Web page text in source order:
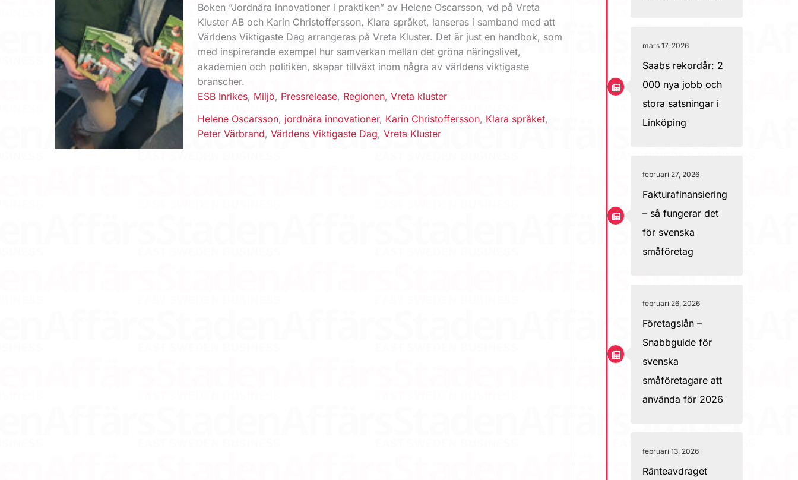
Boken ”Jordnära innovationer i praktiken” av Helene Oscarsson, vd på Vreta
Kluster AB och Karin Christoffersson, Klara språket, lanseras i samband med att
Världens Viktigaste Dag arrangeras på Vreta Kluster. Det är just en handbok, som
med inspirerande exempel hur samverkan mellan det gröna näringslivet,
akademien och politiken, skapar tillväxt inom några av världens viktigaste
branscher.
ESB Inrikes, Miljö, Pressrelease, Regionen,Vreta kluster
Helene Oscarsson, jordnära innovationer, Karin Christoffersson, Klara språket,
Peter Värbrand,Världens Viktigaste Dag,Vreta Kluster
mars 17, 2026
Saabs rekordår: 2
000 nya jobb och
stora satsningar i
Linköping
februari 27, 2026
Fakturafinansiering
– så fungerar det
för svenska
småföretag
februari 26, 2026
Företagslån –
Snabbguide för
svenska
småföretagare att
använda för 2026
februari 13, 2026
Ränteavdraget